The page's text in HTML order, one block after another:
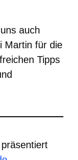
auch
Martin für die
Tipps